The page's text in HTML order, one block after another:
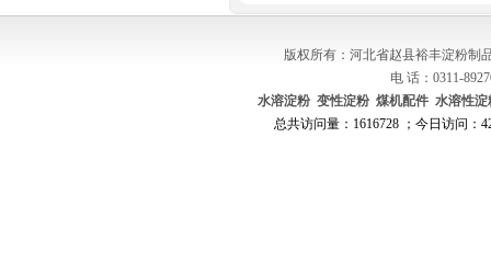
版权所有：河北省赵县裕丰淀粉
电 话：0311-
水溶淀粉 变性淀粉 煤机配件 水溶性淀
总共访问量：1616728 ；今日访问：